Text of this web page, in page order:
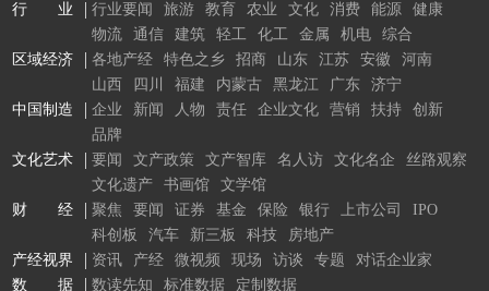
行 业
行业要闻 旅游 教育 农业 文化 消费 能源
健康
物流
通信 建筑 轻工 化工 金属 机电
综合
区域经济
各地产经 特色之乡 招商 山东 江苏 安徽
河南
山西
四川 福建 内蒙古 黑龙江 广东
济宁
中国制造
企业 新闻 人物 责任 企业文化 营销 扶持
创新
品牌
文化艺术
要闻 文产政策 文产智库 名人访 文化名企
丝路观察
文化遗产
书画馆
文学馆
财 经
聚焦 要闻 证券 基金 保险 银行 上市公司
IPO
科创板
汽车 新三板 科技
房地产
产经视界
资讯 产经 微视频 现场 访谈 专题
对话企业家
数 据
数读先知 标准数据 定制数据